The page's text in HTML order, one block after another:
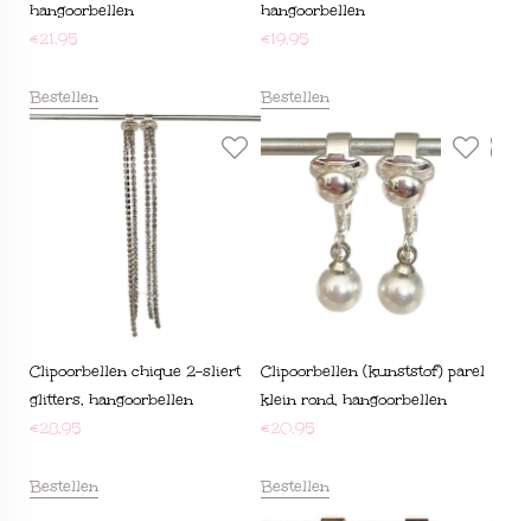
hangoorbellen
€21,95
Bestellen
hangoorbellen
€19,95
Bestellen
Clipoorbellen chique 2-sliert
glitters, hangoorbellen
€28,95
Bestellen
Clipoorbellen (kunststof) parel
klein rond, hangoorbellen
€20,95
Bestellen